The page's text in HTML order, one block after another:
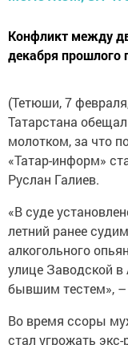
Конфликт между
декабря прошлого
(Тетюши, 7
Татарстана
молотком, за что
«Татар-информ»
Руслан Галиев.
«В суде
летний ранее
алкогольного
улице Заводской в
бывшим тестем», –
Во время ссоры
стал угрожать